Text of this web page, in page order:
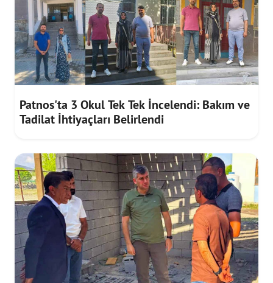
Patnos'ta 3 Okul Tek Tek İncelendi: Bakım ve
Tadilat İhtiyaçları Belirlendi